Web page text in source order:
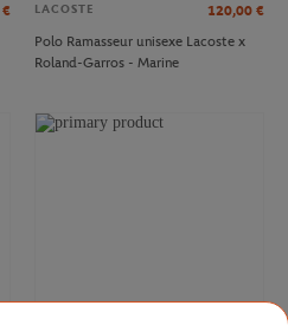
€
LACOSTE 120,00 €
Polo Ramasseur unisexe Lacoste x
Roland-Garros - Marine